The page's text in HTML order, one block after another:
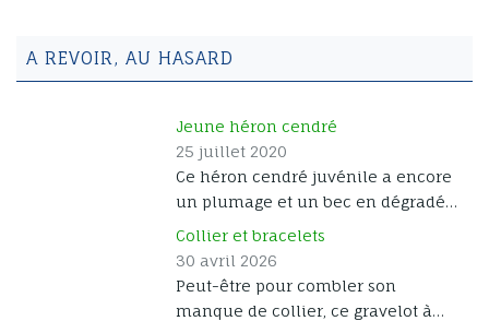
A REVOIR, AU HASARD
Jeune héron cendré
25 juillet 2020
Ce héron cendré juvénile a encore
un plumage et un bec en dégradé
de gris, en attendant de se parer de
ses couleurs d’adulte.
Collier et bracelets
30 avril 2026
Peut-être pour combler son
manque de collier, ce gravelot à